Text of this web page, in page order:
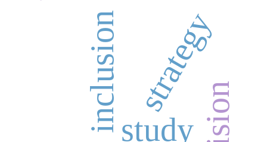
inclusion study
strategy